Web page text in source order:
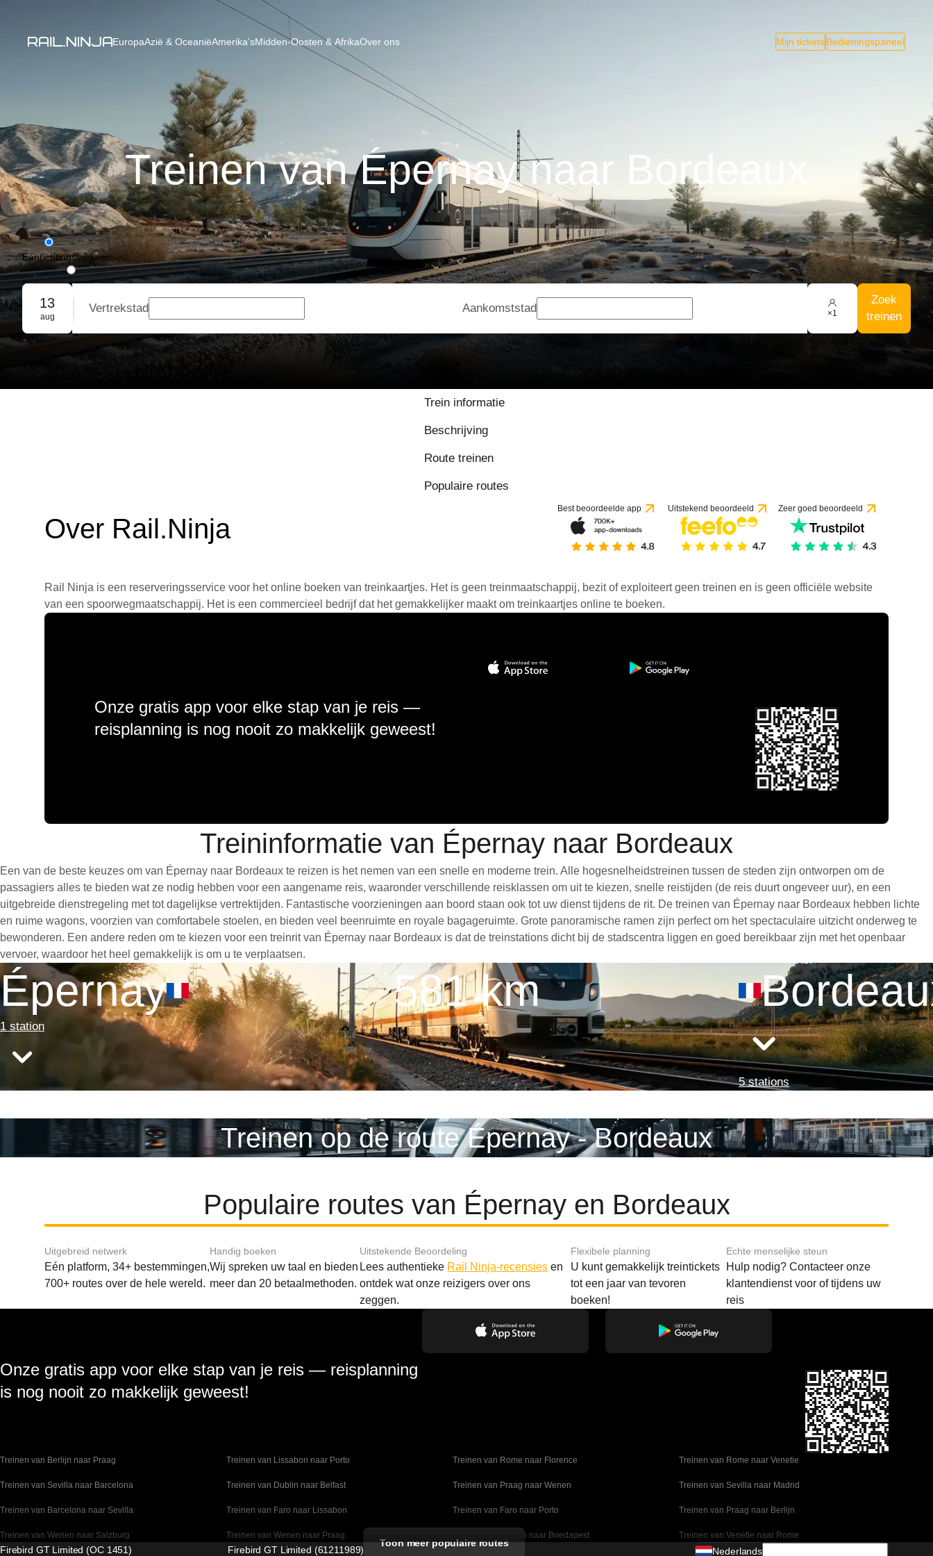
EuropaAzië & OceaniëAmerika’sMidden-Oosten & AfrikaOver ons Mijn ticketsBedieningspaneel
Treinen van Épernay naar Bordeaux
Eénrichtingsverkeer
Retourvlucht
Groepsreservering
13
aug
Vertrekstad Aankomststad ×1
Zoek
treinen
Trein informatie
Beschrijving
Route treinen
Populaire routes
Over Rail.Ninja
Best beoordeelde app Uitstekend beoordeeld Zeer goed beoordeeld
Rail Ninja is een reserveringsservice voor het online boeken van treinkaartjes. Het is geen treinmaatschappij, bezit of exploiteert geen treinen en is geen officiële website
van een spoorwegmaatschappij. Het is een commercieel bedrijf dat het gemakkelijker maakt om treinkaartjes online te boeken.
Onze gratis app voor elke stap van je reis —
reisplanning is nog nooit zo makkelijk geweest!
Treininformatie van Épernay naar Bordeaux
Een van de beste keuzes om van Épernay naar Bordeaux te reizen is het nemen van een snelle en moderne trein. Alle hogesnelheidstreinen tussen de steden zijn ontworpen om de
passagiers alles te bieden wat ze nodig hebben voor een aangename reis, waaronder verschillende reisklassen om uit te kiezen, snelle reistijden (de reis duurt ongeveer uur), en een
uitgebreide dienstregeling met tot dagelijkse vertrektijden. Fantastische voorzieningen aan boord staan ook tot uw dienst tijdens de rit. De treinen van Épernay naar Bordeaux hebben lichte
en ruime wagons, voorzien van comfortabele stoelen, en bieden veel beenruimte en royale bagageruimte. Grote panoramische ramen zijn perfect om het spectaculaire uitzicht onderweg te
bewonderen. Een andere reden om te kiezen voor een treinrit van Épernay naar Bordeaux is dat de treinstations dicht bij de stadscentra liggen en goed bereikbaar zijn met het openbaar
vervoer, waardoor het heel gemakkelijk is om u te verplaatsen.
Épernay
1 station
581 km
5 stations
Treinen op de route Épernay - Bordeaux
Populaire routes van Épernay en Bordeaux
Uitgebreid netwerk
Eén platform, 34+ bestemmingen,
700+ routes over de hele wereld.
Handig boeken
Wij spreken uw taal en bieden
meer dan 20 betaalmethoden.
Uitstekende Beoordeling
Lees authentieke Rail Ninja-recensies en
ontdek wat onze reizigers over ons
zeggen.
Flexibele planning
U kunt gemakkelijk treintickets
tot een jaar van tevoren
boeken!
Echte menselijke steun
Hulp nodig? Contacteer onze
klantendienst voor of tijdens uw
reis
Onze gratis app voor elke stap van je reis — reisplanning
is nog nooit zo makkelijk geweest!
Treinen van Berlijn naar Praag Treinen van Lissabon naar Porto Treinen van Rome naar Florence Treinen van Rome naar Venetie
Treinen van Sevilla naar Barcelona Treinen van Dublin naar Belfast Treinen van Praag naar Wenen Treinen van Sevilla naar Madrid
Treinen van Barcelona naar Sevilla Treinen van Faro naar Lissabon Treinen van Faro naar Porto Treinen van Praag naar Berlijn
Treinen van Wenen naar Salzburg Treinen van Wenen naar Praag Treinen van Wenen naar Boedapest Treinen van Venetie naar Rome
Toon meer populaire routes
Firebird GT Limited (OC 1451) Firebird GT Limited (61211989) Nederlands